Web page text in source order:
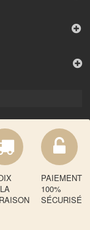
PAIEMENT
100%
SÉCURISÉ